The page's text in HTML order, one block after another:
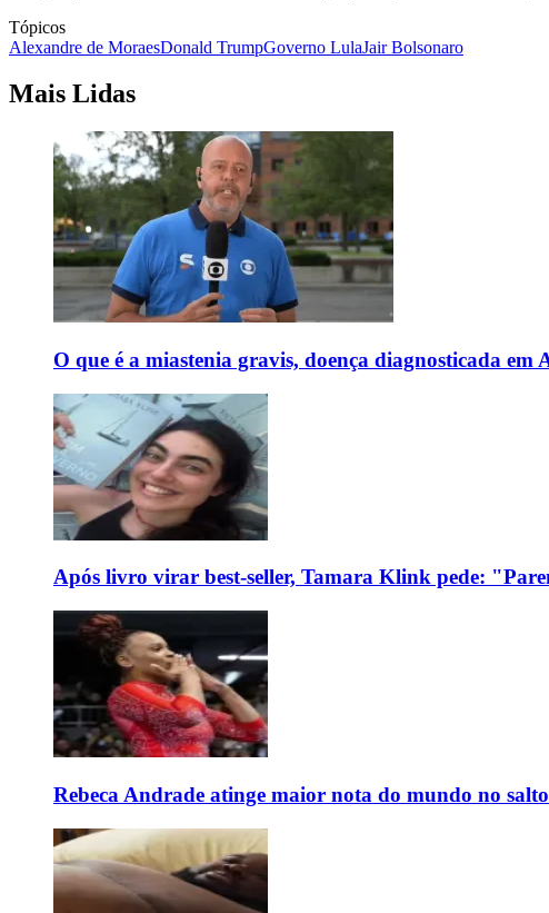
Tópicos
Alexandre de MoraesDonald TrumpGoverno LulaJair Bolsonaro
Mais Lidas
O que é a miastenia gravis, doença diagnosticada em
Após livro virar best-seller, Tamara Klink pede:
Rebeca Andrade atinge maior nota do mundo no